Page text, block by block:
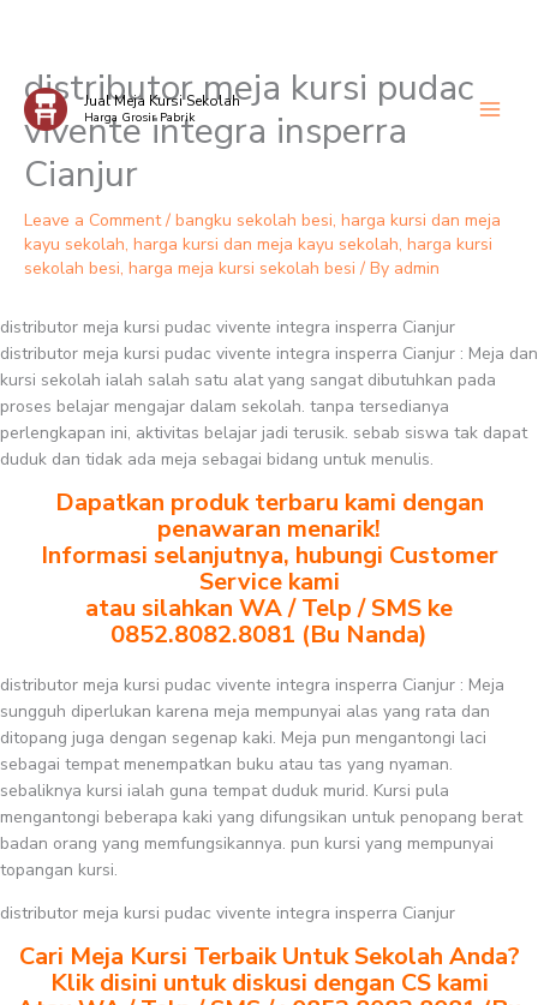
Skip
content
Jual Meja Kursi Sekolah
Harga Grosir Pabrik
distributor meja kursi pudac
vivente integra insperra
Cianjur
Leave a Comment / bangku sekolah besi, harga kursi dan meja
kayu sekolah, harga kursi dan meja kayu sekolah, harga kursi
sekolah besi, harga meja kursi sekolah besi / By admin
distributor meja kursi pudac vivente integra insperra Cianjur
distributor meja kursi pudac vivente integra insperra Cianjur : Meja dan
kursi sekolah ialah salah satu alat yang sangat dibutuhkan pada
proses belajar mengajar dalam sekolah. tanpa tersedianya
perlengkapan ini, aktivitas belajar jadi terusik. sebab siswa tak dapat
duduk dan tidak ada meja sebagai bidang untuk menulis.
Dapatkan produk terbaru kami dengan
penawaran menarik!
Informasi selanjutnya, hubungi Customer
Service kami
atau silahkan WA / Telp / SMS ke
0852.8082.8081 (Bu Nanda)
distributor meja kursi pudac vivente integra insperra Cianjur : Meja
sungguh diperlukan karena meja mempunyai alas yang rata dan
ditopang juga dengan segenap kaki. Meja pun mengantongi laci
sebagai tempat menempatkan buku atau tas yang nyaman.
sebaliknya kursi ialah guna tempat duduk murid. Kursi pula
mengantongi beberapa kaki yang difungsikan untuk penopang berat
badan orang yang memfungsikannya. pun kursi yang mempunyai
topangan kursi.
distributor meja kursi pudac vivente integra insperra Cianjur
Cari Meja Kursi Terbaik Untuk Sekolah Anda?
Klik disini untuk diskusi dengan CS kami